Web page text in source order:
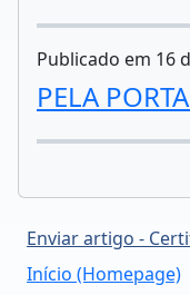
Publicado em 16
PELA
Enviar artigo -
Início (Homepage)